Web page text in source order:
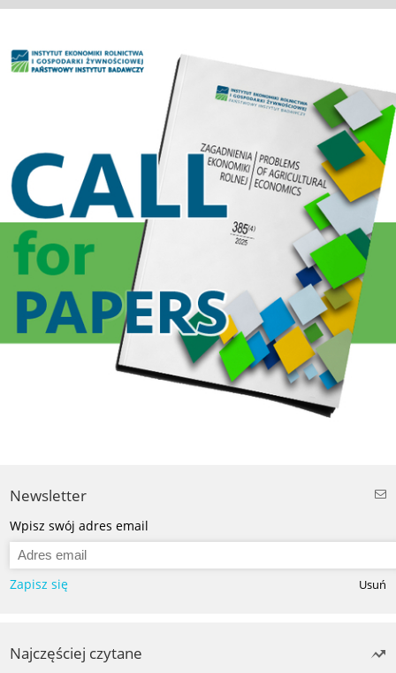
Newsletter
Wpisz swój adres email
Zapisz się Usuń
Najczęściej czytane